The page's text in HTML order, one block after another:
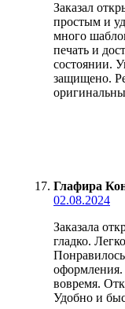
Заказал
простым и
много
печать и
состоянии.
защищено.
Глафира
02.08.2024
Заказала
гладко.
оформления.
вовремя.
Удобно и